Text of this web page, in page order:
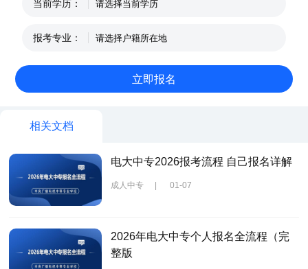
当前学历：
报考专业：
相关文档
电大中专2026报考流程 自己报名详解
成人中专 | 01-07
2026年电大中专个人报名全流程（完
整版